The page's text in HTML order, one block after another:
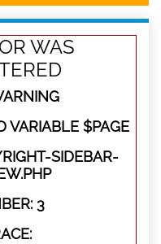
WAS
VARIABLE $PAGE
SIDEBAR-
3